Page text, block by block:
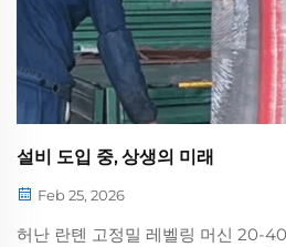
설비 도입 중, 상생의 미래
Feb 25, 2026
허난 란톈 고정밀 레벨링 머신 20-